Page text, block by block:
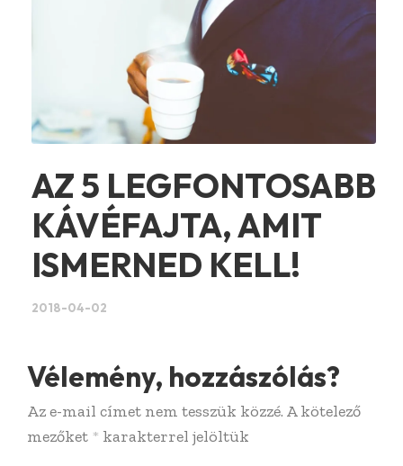
AZ 5 LEGFONTOSABB
KÁVÉFAJTA, AMIT
ISMERNED KELL!
2018-04-02
Vélemény, hozzászólás?
Az e-mail címet nem tesszük közzé. A kötelező
mezőket * karakterrel jelöltük